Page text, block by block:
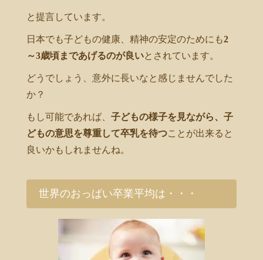
と提言しています。
日本でも子どもの健康、精神の安定のためにも2
～3歳頃まであげるのが良いとされています。
どうでしょう、意外に長いなと感じませんでした
か？
もし可能であれば、 子どもの様子を見ながら、子
どもの意思を尊重して卒乳を待つことが出来ると
良いかもしれませんね。
世界のおっぱい卒業平均は・・・